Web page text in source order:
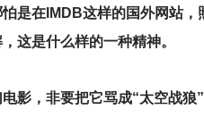
是在IMDB这样的国外网站
这是什么样的一种精神。
影，非要把它骂成“太空战